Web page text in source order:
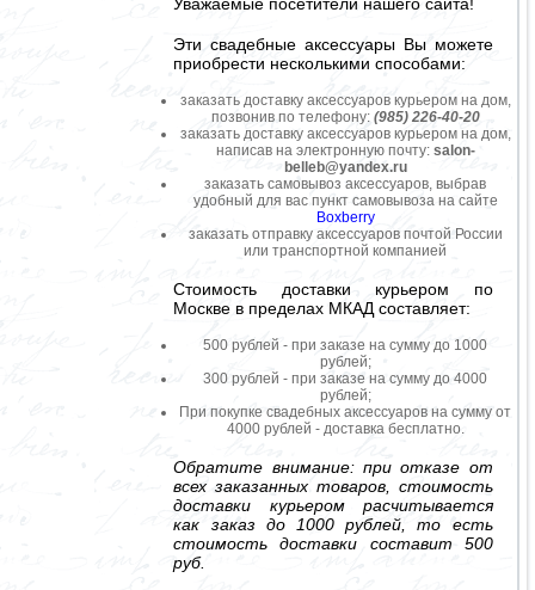
Эти свадебные аксессуары Вы можете
приобрести несколькими способами:
заказать доставку аксессуаров курьером на дом,
позвонив по телефону: (985) 226-40-20
заказать доставку аксессуаров курьером на дом,
написав на электронную почту: salon-
belleb@yandex.ru
заказать самовывоз аксессуаров, выбрав
удобный для вас пункт самовывоза на сайте
Boxberry
заказать отправку аксессуаров почтой России
или транспортной компанией
Стоимость доставки курьером по
Москве в пределах МКАД составляет:
500 рублей - при заказе на сумму до 1000
рублей;
300 рублей - при заказе на сумму до 4000
рублей;
При покупке свадебных аксессуаров на сумму от
4000 рублей - доставка бесплатно.
Обратите внимание: при отказе от
всех заказанных товаров, стоимость
доставки курьером расчитывается
как заказ до 1000 рублей, то есть
стоимость доставки составит 500
руб.